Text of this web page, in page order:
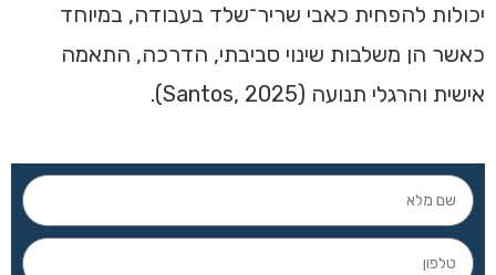
יכולות להפחית כאבי שריר־שלד בעבודה, במיוחד
כאשר הן משלבות שינוי סביבתי, הדרכה, התאמה
אישית והרגלי תנועה (Santos, 2025).